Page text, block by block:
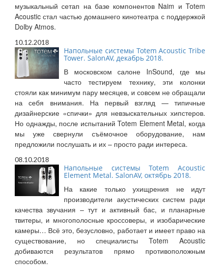
музыкальный сетап на базе компонентов Naim и Totem
Acoustic стал частью домашнего кинотеатра с поддержкой
Dolby Atmos.
10.12.2018
Напольные системы Totem Acoustic Tribe
Tower. SalonAV, декабрь 2018.
В московском салоне InSound, где мы
часто тестируем технику, эти колонки
стояли как минимум пару месяцев, и совсем не обращали
на себя внимания. На первый взгляд — типичные
дизайнерские «спички» для невзыскательных хипстеров.
Но однажды, после испытаний Totem Element Metal, когда
мы уже свернули съёмочное оборудование, нам
предложили послушать и их – просто ради интереса.
08.10.2018
Напольные системы Totem Acoustic
Element Metal. SalonAV, октябрь 2018.
На какие только ухищрения не идут
производители акустических систем ради
качества звучания – тут и активный бас, и планарные
твитеры, и многополосные кроссоверы, и изобарические
камеры… Всё это, безусловно, работает и имеет право на
существование, но специалисты Totem Acoustic
добиваются результатов прямо противоположным
способом.